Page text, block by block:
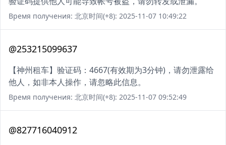
Время получения: 北京时间(+8): 2025-11-07 10:49:22
@253215099637
【神州租车】验证码：4667(有效期为3分钟)，请勿泄露给
他人，如非本人操作，请忽略此信息。
Время получения: 北京时间(+8): 2025-11-07 09:52:49
@827716040912